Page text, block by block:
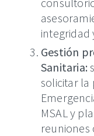
integridad
Gestión
Sanitaria:
solicitar la
MSAL y
reuniones